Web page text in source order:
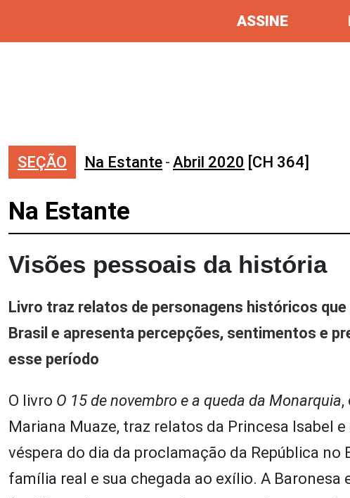
ASSINE
SEÇÃO Na Estante - Abril 2020 [CH 364]
Na Estante
Visões pessoais da história
Livro traz relatos de personagens históricos
Brasil e apresenta percepções, sentimentos e
esse período
O livro O 15 de novembro e a queda da Monarquia,
Mariana Muaze, traz relatos da Princesa Isabel
véspera do dia da proclamação da República
família real e sua chegada ao exílio. A